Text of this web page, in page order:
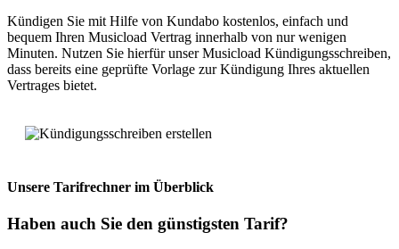
Kündigen Sie mit Hilfe von Kundabo kostenlos, einfach und
bequem Ihren Musicload Vertrag innerhalb von nur wenigen
Minuten. Nutzen Sie hierfür unser Musicload Kündigungsschreiben,
dass bereits eine geprüfte Vorlage zur Kündigung Ihres aktuellen
Vertrages bietet.
Unsere Tarifrechner im Überblick
Haben auch Sie den günstigsten Tarif?